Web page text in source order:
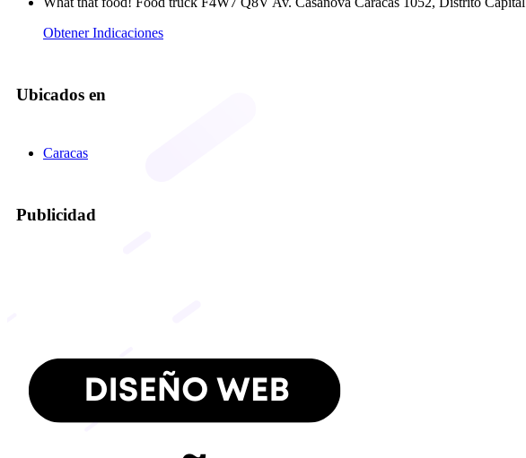
Obtener Indicaciones
Ubicados en
Caracas
Publicidad